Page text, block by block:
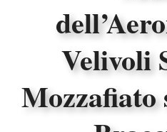
Velivoli